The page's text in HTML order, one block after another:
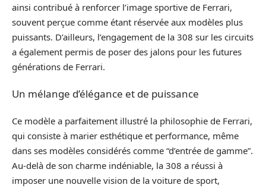
ainsi contribué à renforcer l’image sportive de Ferrari,
souvent perçue comme étant réservée aux modèles plus
puissants. D’ailleurs, l’engagement de la 308 sur les circuits
a également permis de poser des jalons pour les futures
générations de Ferrari.
Un mélange d’élégance et de puissance
Ce modèle a parfaitement illustré la philosophie de Ferrari,
qui consiste à marier esthétique et performance, même
dans ses modèles considérés comme “d’entrée de gamme”.
Au-delà de son charme indéniable, la 308 a réussi à
imposer une nouvelle vision de la voiture de sport,